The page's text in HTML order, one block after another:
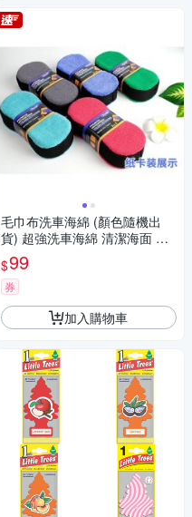
毛巾布洗車海綿 (顏色隨機出
貨) 超強洗車海綿 清潔海面 超
柔吸水毛巾布海綿 洗車海綿
$99
券
加入購物車